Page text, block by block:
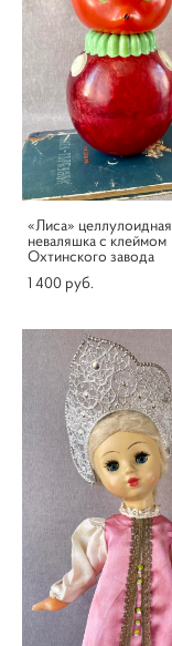
«Лиса» целлулоидная
неваляшка с клеймом
Охтинского завода
1 400 pуб.